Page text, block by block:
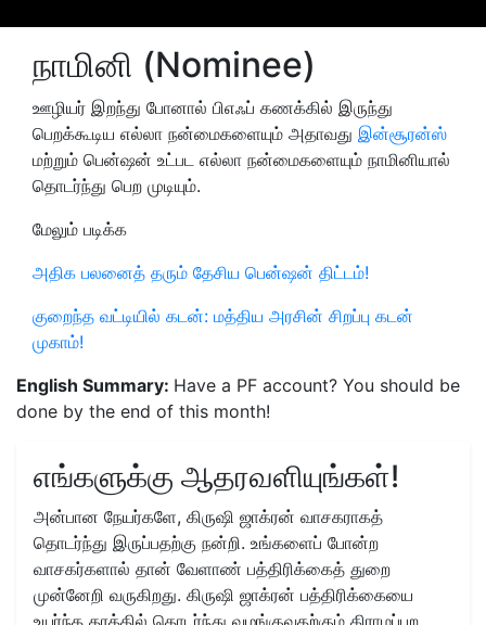
நாமினி (Nominee)
ஊழியர் இறந்து போனால் பிஎஃப் கணக்கில் இருந்து
பெறக்கூடிய எல்லா நன்மைகளையும் அதாவது இன்சூரன்ஸ்
மற்றும் பென்ஷன் உட்பட எல்லா நன்மைகளையும் நாமினியால்
தொடர்ந்து பெற முடியும்.
மேலும் படிக்க
அதிக பலனைத் தரும் தேசிய பென்ஷன் திட்டம்!
குறைந்த வட்டியில் கடன்: மத்திய அரசின் சிறப்பு கடன்
முகாம்!
English Summary: Have a PF account? You should be
done by the end of this month!
எங்களுக்கு ஆதரவளியுங்கள்!
அன்பான நேயர்களே, கிருஷி ஜாக்ரன் வாசகராகத்
தொடர்ந்து இருப்பதற்கு நன்றி. உங்களைப் போன்ற
வாசகர்களால் தான் வேளாண் பத்திரிக்கைத் துறை
முன்னேறி வருகிறது. கிருஷி ஜாக்ரன் பத்திரிக்கையை
உயர்ந்த தரத்தில் தொடர்ந்து வழங்குவதற்கும் கிராமப்புற